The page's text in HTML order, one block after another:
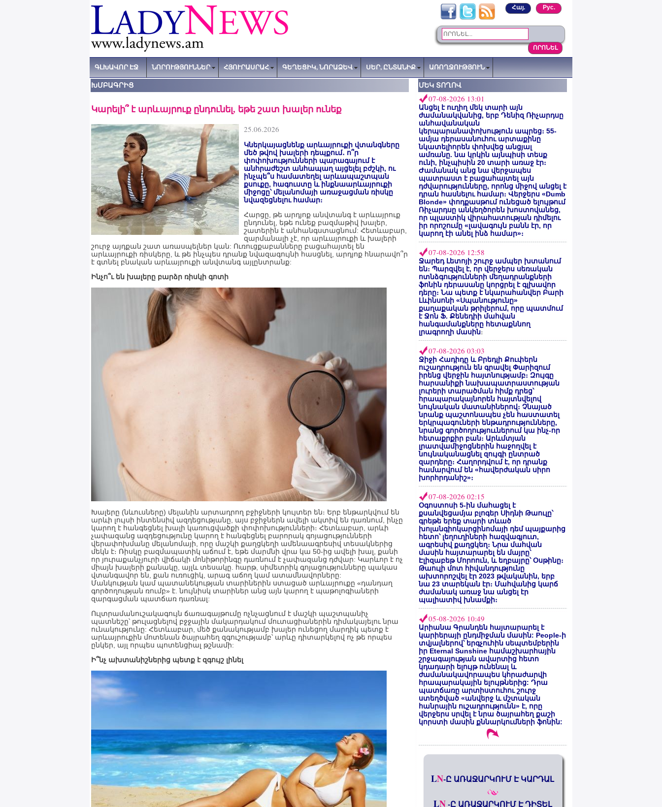
Рус.
Հայ.
ԳԼԽԱՎՈՐ ԷՋ ՆՈՐՈՒԹՅՈՒՆՆԵՐ ՀՅՈՒՐԱՍՐԱՀ ԳԵՂԵՑԻԿ, ՆՈՐԱՁԵՎ ՍԵՐ, ԸՆՏԱՆԻՔ ԱՌՈՂՋՈՒԹՅՈՒՆ
ԽՄԲԱԳՐԻՑ
Կարելի՞ է արևայրուք ընդունել, եթե շատ խալեր ունեք
25.06.2026
Կներկայացնենք արևայրուքի վտանգները
մեծ թվով խալերի դեպքում․ ո՞ր
փոփոխությունների պարագայում է
անհրաժեշտ անհապաղ այցելել բժշկի, ու
ինչպե՞ս համատեղել արևապաշտպան
քսուքը, հագուստը և ինքնաարևայրուքի
միջոցը՝ մելանոմայի առաջացման ռիսկը
նվազեցնելու համար։
Հարցը, թե արդյոք անվտանգ է արևայրուք
ընդունել, եթե ունեք բազմաթիվ խալեր,
շատերին է անհանգստացնում: Հետևաբար,
զարմանալի չէ, որ արևայրուքի և խալերի
շուրջ այդքան շատ առասպելներ կան: Ուռուցքաբանները բացահայտել են
արևայրուքի ռիսկերը, և թե ինչպես դրանք նվազագույնի հասցնել, արդյոք հնարավո՞ր
է գտնել բնական արևայրուքի անվտանգ այլընտրանք:
Ինչո՞ւ են խալերը բարձր ռիսկի գոտի
Խալերը (նևուսները) մելանին արտադրող բջիջների կույտեր են։ Երբ ենթարկվում են
արևի լույսի ինտենսիվ ազդեցությանը, այս բջիջներն ավելի ակտիվ են դառնում, ինչը
կարող է հանգեցնել խալի կառուցվածքի փոփոխությունների։ Հետևաբար, արևի
չափազանց ազդեցությունը կարող է հանգեցնել բարորակ գոյացությունների
վերափոխմանը մելանոմայի, որը մաշկի քաղցկեղի ամենաագրեսիվ տեսակներից
մեկն է։ Ռիսկը բազմապատիկ աճում է, եթե մարմնի վրա կա 50-ից ավելի խալ, քանի
որ յուրաքանչյուրի վիճակի մոնիթորինգը դառնում է չափազանց դժվար: Կարևոր է ոչ
միայն խալերի քանակը, այլև տեսակը. հարթ, սիմետրիկ գոյացությունները պակաս
վտանգավոր են, քան ուռուցիկ, արագ աճող կամ ատամնավորները:
Մանկության կամ պատանեկության տարիներին ստացած արևայրուքը «դանդաղ
գործողության ռումբ» է. նույնիսկ տարիներ անց այն կարող է պաթոլոգիաների
զարգացման պատճառ դառնալ:
Ուլտրամանուշակագույն ճառագայթումը ոչնչացնում է մաշկի պաշտպանիչ
պատնեշը՝ թուլացնելով բջջային մակարդակում մուտացիաներին դիմակայելու նրա
ունակությունը: Հետևաբար, մեծ քանակությամբ խալեր ունեցող մարդիկ պետք է
արևայրուքին մոտենան ծայրահեղ զգուշությամբ՝ արևը դիտարկելով ոչ թե որպես
ընկեր, այլ որպես պոտենցիալ թշնամի:
Ի՞նչ ախտանիշներից պետք է զգույշ լինել
ՄԵԿ ՏՈՂՈՎ
07-08-2026 13:01
Անցել է ուղիղ մեկ տարի այն
ժամանակվանից, երբ Դենիզ Ռիչարդսը
անհավանական
կերպարանափոխություն ապրեց։ 55-
ամյա դերասանուհու արտաքինը
նկատելիորեն փոխվեց անցյալ
ամռանը. նա կրկին այնպիսի տեսք
ունի, ինչպիսին 20 տարի առաջ էր։
Ժամանակ անց նա վերջապես
պատրաստ է բացահայտել այն
դժվարությունները, որոնց միջով անցել է
դրան հասնելու համար։ Վերջերս «Dumb
Blonde» փոդքասթում ունեցած ելույթում
Ռիչարդսը անկեղծորեն խոստովանեց,
որ պլաստիկ վիրահատության դիմելու
իր որոշումը «լավագույն բանն էր, որ
կարող էի անել ինձ համար»։
07-08-2026 12:58
Ջարեդ Լետոյի շուրջ ամպեր խտանում
են։ Պարզվել է, որ վերջերս սեռական
ոտնձգությունների մեղադրանքների
ֆոնին դերասանը կորցրել է գլխավոր
դերը։ Նա պետք է նկարահանվեր Բարի
Լևինսոնի «Սպանությունը»
քաղաքական թրիլերում, որը պատմում
է Ջոն Ֆ. Քենեդիի մահվան
հանգամանքները հետաքննող
լրագրողի մասին։
07-08-2026 03:03
Ջիջի Հադիդը և Բրեդլի Քուփերն
ուշադրություն են գրավել Փարիզում
իրենց վերջին հայտնությամբ։ Զույգը
հարսանիքի նախապատրաստության
լուրերի տարածման հիմք դրեց՝
հրապարակայնորեն հայտնվելով
նույնական մատանիներով։ Չնայած
նրանք պաշտոնապես չեն հաստատել
երկրպագուների ենթադրությունները,
նրանց գործողություւներում կա ինչ-որ
հետաքրքիր բան։ Արևմտյան
լրատվամիջոցներին հաջողվել է
նույնականացնել զույգի ընտրած
զարդերը։ Հաղորդվում է, որ դրանք
համարվում են «հավերժական սիրո
խորհրդանիշ»։
07-08-2026 02:15
Օգոստոսի 5-ին մահացել է
քսանվեցամյա բլոգեր Սիդնի Թաուլը՝
գրեթե երեք տարի տևած
խոլանգիոկարցինոմայի դեմ պայքարից
հետո՝ լեղուղիների հազվագյուտ,
ագրեսիվ քաղցկեղ։ Նրա մահվան
մասին հայտարարել են մայրը՝
Էլիզաբեթ Մորոուն, և եղբայրը՝ Օսթինը։
Թաուլի մոտ հիվանդությունը
ախտորոշվել էր 2023 թվականին, երբ
նա 23 տարեկան էր։ Մահվանից կարճ
ժամանակ առաջ նա անցել էր
պալիատիվ խնամքի։
05-08-2026 10:49
Արիանա Գրանդեն հայտարարել է
կարիերայի ընդմիջման մասին: People-ի
տվյալներով՝ երգչուհին սեպտեմբերին
իր Eternal Sunshine համաշխարհային
շրջագայության ավարտից հետո
կդադարի ելույթ ունենալ և
ժամանակավորապես կհրաժարվի
հրապարակային ելույթներից: Դրա
պատճառը արտիստուհու շուրջ
ստեղծված «անվերջ և մշտական
հանրային ուշադրությունն» է, որը
վերջերս սրվել է նրա ծայրահեղ քաշի
կորստի մասին քննարկումների ֆոնին:
LN-Ը ԱՌԱՋԱՐԿՈՒՄ Է ԿԱՐԴԱԼ
LN-Ը ԱՌԱՋԱՐԿՈՒՄ Է ԴԻՏԵԼ